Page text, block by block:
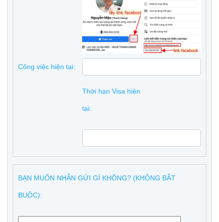
Công việc hiện tại:
Thời hạn Visa hiện
tại:
BẠN MUỐN NHẮN GỬI GÌ KHÔNG? (KHÔNG BẮT
BUỘC):